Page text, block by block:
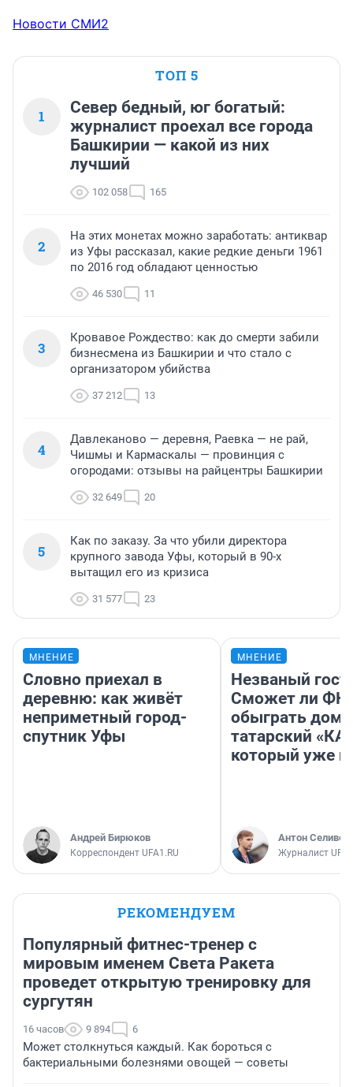
Новости СМИ2
ТОП 5
1
Север бедный, юг богатый:
журналист проехал все города
Башкирии — какой из них
лучший
102 058 165
2
На этих монетах можно заработать: антиквар
из Уфы рассказал, какие редкие деньги 1961
по 2016 год обладают ценностью
46 530 11
3
Кровавое Рождество: как до смерти забили
бизнесмена из Башкирии и что стало с
организатором убийства
37 212 13
4
Давлеканово — деревня, Раевка — не рай,
Чишмы и Кармаскалы — провинция с
огородами: отзывы на райцентры Башкирии
32 649 20
5
Как по заказу. За что убили директора
крупного завода Уфы, который в 90-х
вытащил его из кризиса
31 577 23
МНЕНИЕ
Словно приехал в
деревню: как живёт
неприметный город-
спутник Уфы
Андрей Бирюков
Корреспондент UFA1.RU
МНЕНИЕ
Незваный
Сможет ли ФК
обыграть дома
татарский
который уже
Антон
Журналист
РЕКОМЕНДУЕМ
Популярный фитнес-тренер с
мировым именем Света Ракета
проведет открытую тренировку для
сургутян
16 часов 9 894 6
Может столкнуться каждый. Как бороться с
бактериальными болезнями овощей — советы